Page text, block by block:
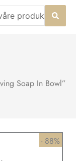
Soap In Bowl”
- 88%
Nåværende